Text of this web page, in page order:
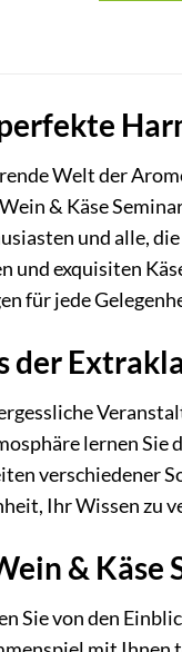
Welt der
& Käse
und alle,
und exquisiten
für jede
der
lernen Sie
verschiedener
Ihr Wissen zu
& Käse
Sie von den